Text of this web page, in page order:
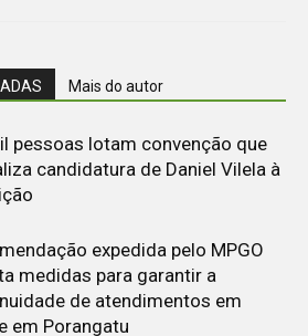
Mais do autor
pessoas lotam convenção que
candidatura de Daniel Vilela à
expedida pelo MPGO
medidas para garantir a
de atendimentos em
em Porangatu